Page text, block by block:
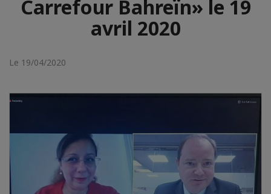
Carrefour Bahreïn» le 19
avril 2020
Le 19/04/2020